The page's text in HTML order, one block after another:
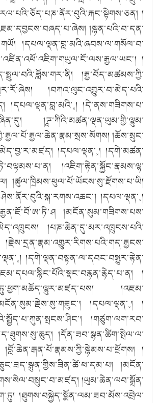
།
།སྙན་པའི་བ་དན་
།དཔལ་ལྡན་བླ་མའི་ཞབས་ལ་གསོལ་བ་
།
།རྒྱ་བོད་མཚམས་ཀྱི་
།བཀའ་ལུང་འགྱུར་བ་མེད་པའི་
།དཔལ་ལྡན་བླ་མའི་༝། །དེ་ནས་གཟིགས་པ་
།ཌཱ་ཀིའི་མཚན་ལྡན་ཡུམ་གྱི་ལྷུམ་
།ཆོས་སྲུང་
།དཔལ་ལྡན་༝། །དགེ་མཚན་
།འཇིག་རྟེན་སྐྱོང་རྣམས་ལྷ་
།ཚུལ་ཁྲིམས་ཕུལ་པོ་ཡོངས་སུ་རྫོགས་པ་ཡི།
།དཔལ་ལྡན་༝།
།མངོན་སུམ་གཟིགས་པས་
།པཎ་ཆེན་དུ་མར་འཁྲུངས་པའི་
།དགེ་ལྡན་བསྟན་ལ་དབང་བསྒྱུར་རྟེན་
།
།འཇམ་
།དཔལ་ལྡན་༝། །
།གཙུག་ལག་རབ་
།དོན་ཟབ་སྙན་ཚིག་སྤེལ་ལ་
།
།མངོན་
།ཡུམ་ཆེན་ལབ་སྒྲོན་
།ཐུགས་བསྐྱེད་སྨོན་ལམ་ཟབ་མོས་འབྲེལ་